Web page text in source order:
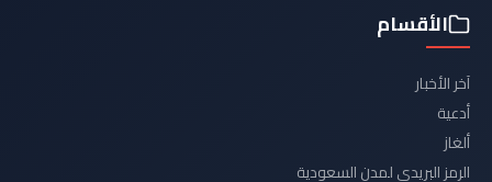
الأقسام
آخر الأخبار
أدعية
ألغاز
الرمز البريدي لمدن السعودية